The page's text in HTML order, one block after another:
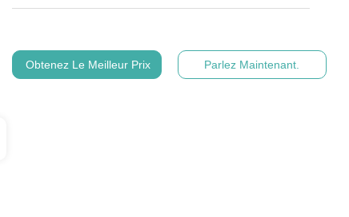
Obtenez Le Meilleur Prix Parlez Maintenant.